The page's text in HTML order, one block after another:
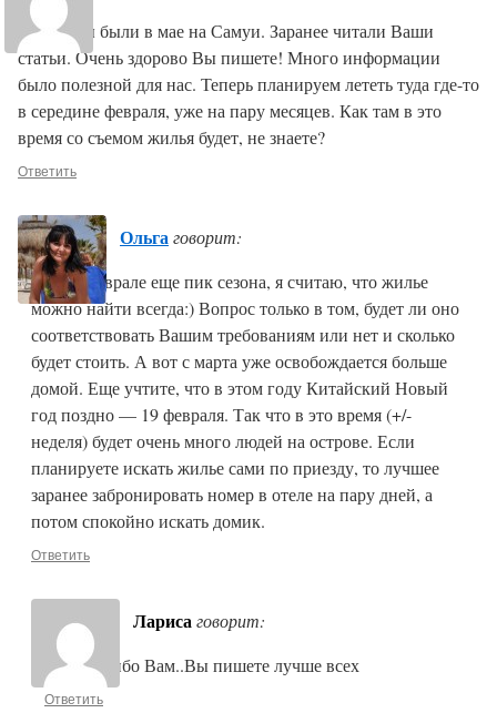
Ольга, мы были в мае на Самуи. Заранее читали Ваши
статьи. Очень здорово Вы пишете! Много информации
было полезной для нас. Теперь планируем лететь туда где-то
в середине февраля, уже на пару месяцев. Как там в это
время со съемом жилья будет, не знаете?
Ответить
Ольгаговорит:
Хоть в феврале еще пик сезона, я считаю, что жилье
можно найти всегда:) Вопрос только в том, будет ли оно
соответствовать Вашим требованиям или нет и сколько
будет стоить. А вот с марта уже освобождается больше
домой. Еще учтите, что в этом году Китайский Новый
год поздно — 19 февраля. Так что в это время (+/-
неделя) будет очень много людей на острове. Если
планируете искать жилье сами по приезду, то лучшее
заранее забронировать номер в отеле на пару дней, а
потом спокойно искать домик.
Ответить
Ларисаговорит:
Оля,спасибо Вам..Вы пишете лучше всех
Ответить